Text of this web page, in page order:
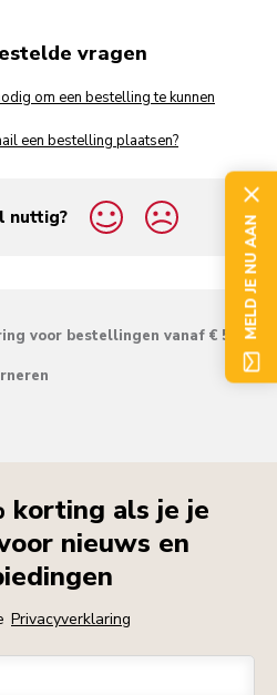
vragen
om een bestelling te kunnen
een bestelling plaatsen?
nuttig?
voor bestellingen vanaf € 50
korting als je je
nieuws en
Privacyverklaring
MELD JE NU AAN